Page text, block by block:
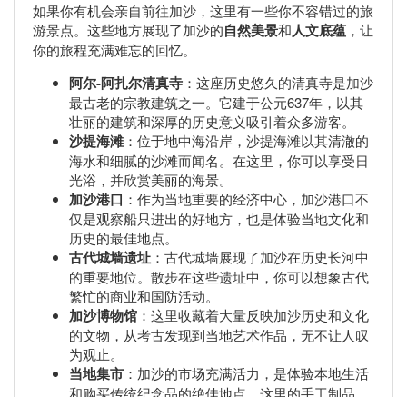
如果你有机会亲自前往加沙，这里有一些你不容错过的旅
游景点。这些地方展现了加沙的自然美景和人文底蕴 ，让
你的旅程充满难忘的回忆。
阿尔-阿扎尔清真寺 ：这座历史悠久的清真寺是加沙
最古老的宗教建筑之一。它建于公元637年，以其
壮丽的建筑和深厚的历史意义吸引着众多游客。
沙提海滩 ：位于地中海沿岸，沙提海滩以其清澈的
海水和细腻的沙滩而闻名。在这里，你可以享受日
光浴，并欣赏美丽的海景。
加沙港口 ：作为当地重要的经济中心，加沙港口不
仅是观察船只进出的好地方，也是体验当地文化和
历史的最佳地点。
古代城墙遗址 ：古代城墙展现了加沙在历史长河中
的重要地位。散步在这些遗址中，你可以想象古代
繁忙的商业和国防活动。
加沙博物馆 ：这里收藏着大量反映加沙历史和文化
的文物，从考古发现到当地艺术作品，无不让人叹
为观止。
当地集市 ：加沙的市场充满活力，是体验本地生活
和购买传统纪念品的绝佳地点。这里的手工制品、